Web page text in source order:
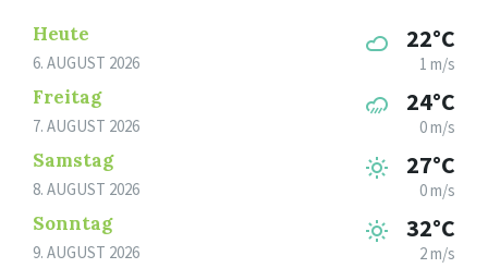
Heute
6. AUGUST 2026
22°C
1 m/s
Freitag
7. AUGUST 2026
24°C
0 m/s
Samstag
8. AUGUST 2026
27°C
0 m/s
Sonntag
9. AUGUST 2026
32°C
2 m/s